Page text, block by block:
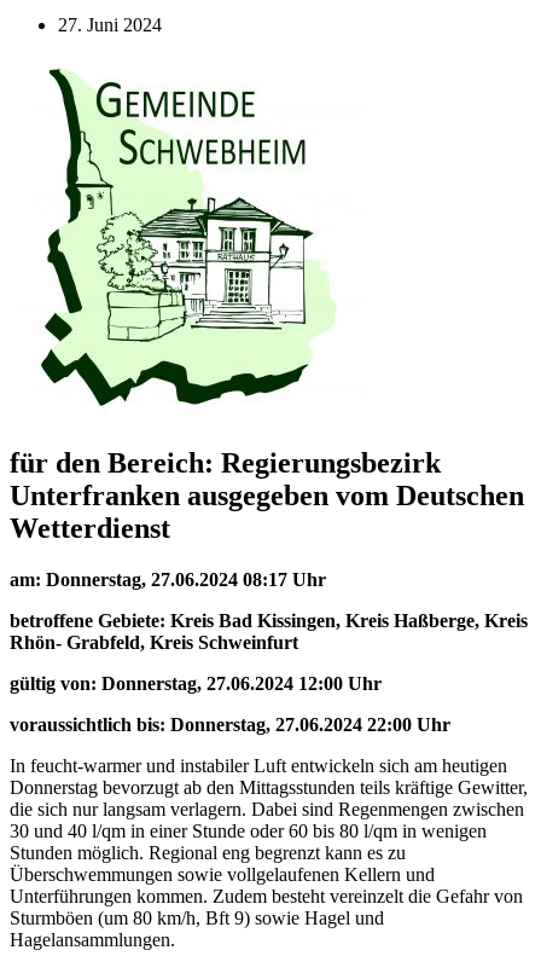
27. Juni 2024
für den Bereich: Regierungsbezirk
Unterfranken ausgegeben vom Deutschen
Wetterdienst
am: Donnerstag, 27.06.2024 08:17 Uhr
betroffene Gebiete: Kreis Bad Kissingen, Kreis Haßberge, Kreis
Rhön- Grabfeld, Kreis Schweinfurt
gültig von: Donnerstag, 27.06.2024 12:00 Uhr
voraussichtlich bis: Donnerstag, 27.06.2024 22:00 Uhr
In feucht-warmer und instabiler Luft entwickeln sich am heutigen
Donnerstag bevorzugt ab den Mittagsstunden teils kräftige Gewitter,
die sich nur langsam verlagern. Dabei sind Regenmengen zwischen
30 und 40 l/qm in einer Stunde oder 60 bis 80 l/qm in wenigen
Stunden möglich. Regional eng begrenzt kann es zu
Überschwemmungen sowie vollgelaufenen Kellern und
Unterführungen kommen. Zudem besteht vereinzelt die Gefahr von
Sturmböen (um 80 km/h, Bft 9) sowie Hagel und
Hagelansammlungen.